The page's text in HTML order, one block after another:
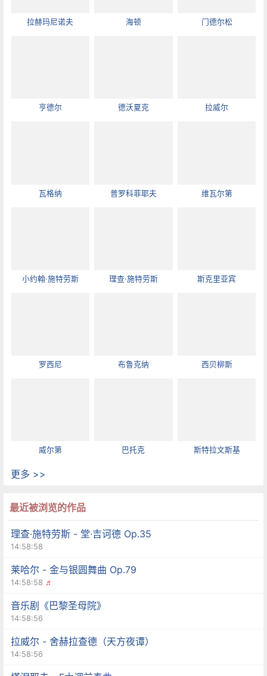
拉赫玛尼诺夫 海顿 门德尔松
亨德尔 德沃夏克 拉威尔
瓦格纳 普罗科菲耶夫 维瓦尔第
小约翰·施特劳斯 理查·施特劳斯 斯克里亚宾
罗西尼 布鲁克纳 西贝柳斯
威尔第 巴托克 斯特拉文斯基
更多 >>
最近被浏览的作品
理查·施特劳斯 - 堂·吉诃德 Op.35
14:58:58
莱哈尔 - 金与银圆舞曲 Op.79
14:58:58 ♬
音乐剧《巴黎圣母院》
14:58:56
拉威尔 - 舍赫拉查德（天方夜谭）
14:58:56